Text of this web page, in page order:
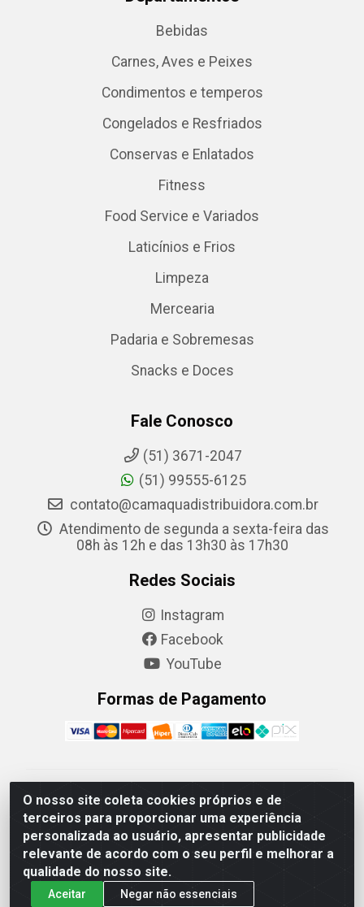
O nosso site coleta cookies próprios e de
terceiros para proporcionar uma experiência
personalizada ao usuário, apresentar publicidade
relevante de acordo com o seu perfil e melhorar a
qualidade do nosso site.
Aceitar Negar não essenciais
Bebidas
Carnes, Aves e Peixes
Condimentos e temperos
Congelados e Resfriados
Conservas e Enlatados
Fitness
Food Service e Variados
Laticínios e Frios
Limpeza
Mercearia
Padaria e Sobremesas
Snacks e Doces
Fale Conosco
(51) 3671-2047
(51) 99555-6125
contato@camaquadistribuidora.com.br
Atendimento de segunda a sexta-feira das
08h às 12h e das 13h30 às 17h30
Redes Sociais
Instagram
Facebook
YouTube
Formas de Pagamento
Camaquã Distribuidora Ltda - Avenida Conego Luiz W
Hanquet, 1001 - Parque Residencial do Arroio Duro,
Camaquã/RS - CEP 96.789-102 - CNPJ
07.061.124/0001-26